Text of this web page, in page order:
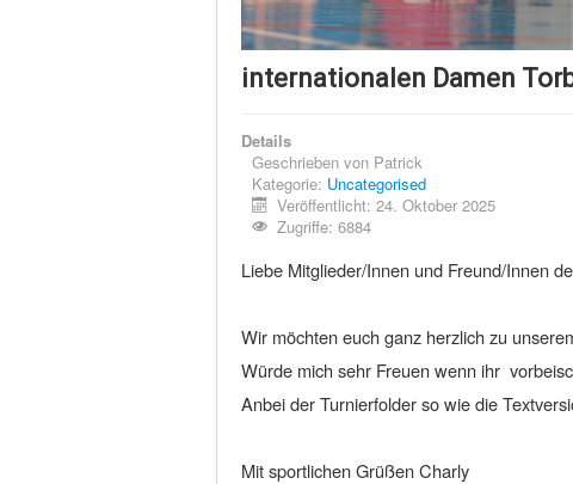
internationalen Damen
Details
Geschrieben von Patrick
Kategorie: Uncategorised
Veröffentlicht: 24. Oktober 2025
Zugriffe: 6884
Liebe Mitglieder/Innen und Freund/Innen
Wir möchten euch ganz herzlich zu
Würde mich sehr Freuen wenn ihr
Anbei der Turnierfolder so wie die
Mit sportlichen Grüßen Charly